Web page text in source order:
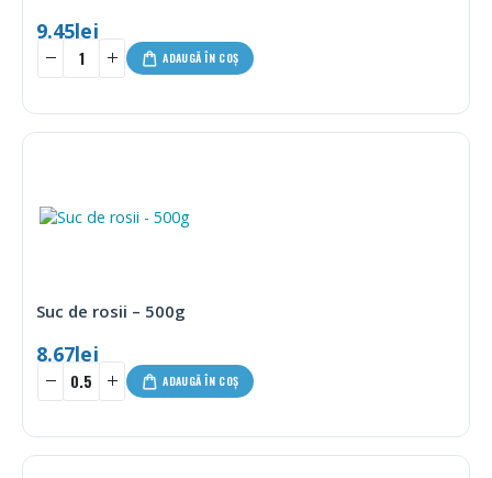
9.45lei
ADAUGĂ ÎN COȘ
Suc de rosii – 500g
8.67lei
ADAUGĂ ÎN COȘ